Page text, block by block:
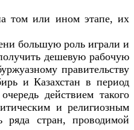
том или ином этапе, их
большую роль играли и
дешевую рабочую
правительству
и Казахстан в период
действием такого
и религиозным
стран, проводимой